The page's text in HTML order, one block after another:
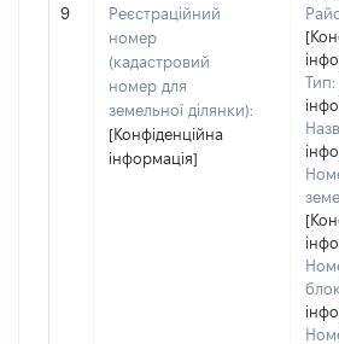
9
Реєстраційний
номер
(кадастровий
номер для
земельної ділянки):
[Конфіденційна
інформація]
Тип: